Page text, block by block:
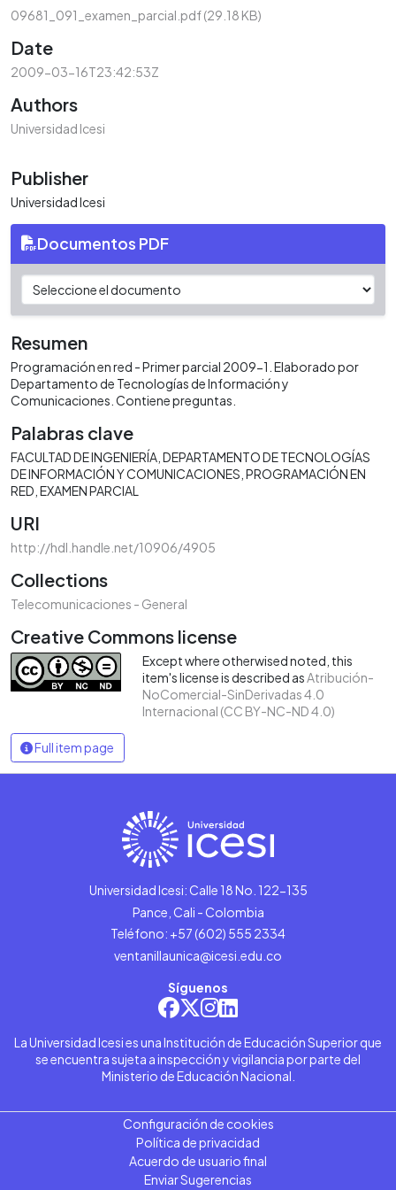
09681_091_examen_parcial.pdf(29.18 KB)
Date
2009-03-16T23:42:53Z
Authors
Universidad Icesi
Publisher
Universidad Icesi
Documentos PDF
Resumen
Programación en red - Primer parcial 2009-1. Elaborado por
Departamento de Tecnologías de Información y
Comunicaciones. Contiene preguntas.
Palabras clave
FACULTAD DE INGENIERÍA DEPARTAMENTO DE TECNOLOGÍAS
DE INFORMACIÓN Y COMUNICACIONES PROGRAMACIÓN EN
RED EXAMEN PARCIAL
URI
http://hdl.handle.net/10906/4905
Collections
Telecomunicaciones - General
Creative Commons license
Except where otherwised noted, this
item's license is described asAtribución-
NoComercial-SinDerivadas 4.0
Internacional (CC BY-NC-ND 4.0)
Full item page
Universidad Icesi: Calle 18 No. 122-135
Pance, Cali - Colombia
Teléfono: +57 (602) 555 2334
ventanillaunica@icesi.edu.co
Síguenos
La Universidad Icesi es una Institución de Educación Superior que
se encuentra sujeta a inspección y vigilancia por parte del
Ministerio de Educación Nacional.
Configuración de cookies
Política de privacidad
Acuerdo de usuario final
Enviar Sugerencias